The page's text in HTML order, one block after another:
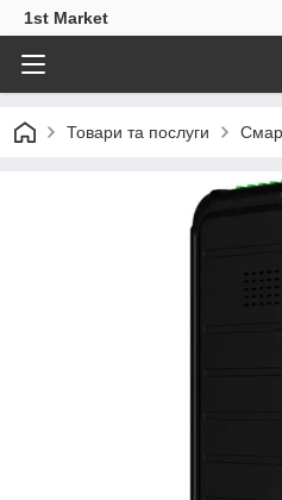
1st Market
Товари та послуги